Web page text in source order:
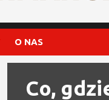
O NAS
Co,